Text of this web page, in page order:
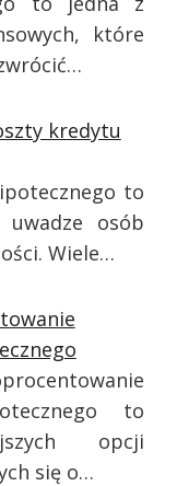
które
kredytu
to
osób
Wiele…
to
opcji
się o…